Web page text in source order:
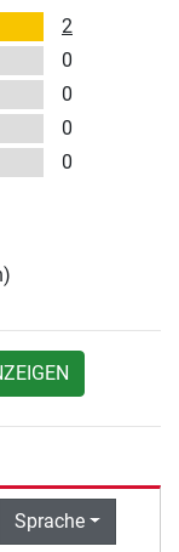
2
0
0
0
0
Sprache